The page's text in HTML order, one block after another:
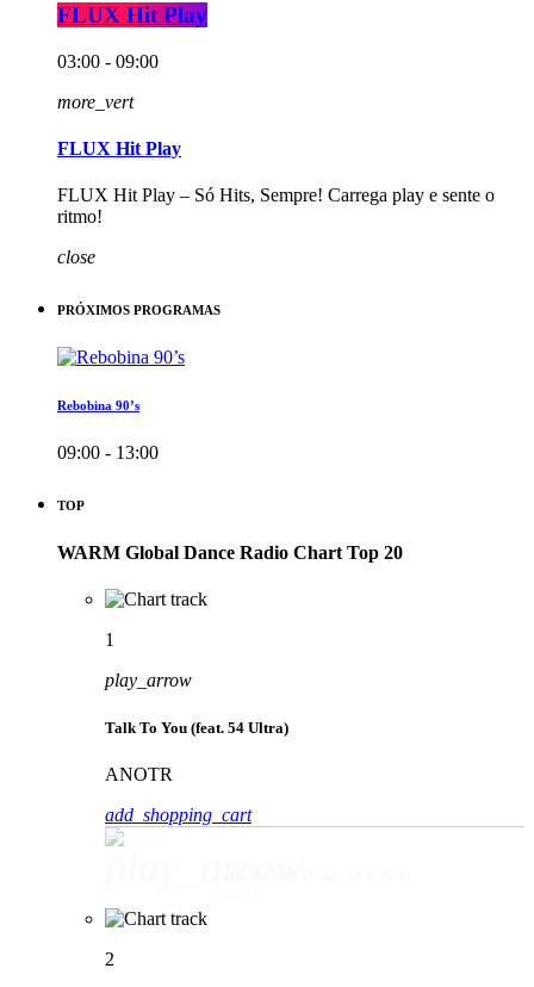
FLUX Hit Play
03:00 - 09:00
more_vert
FLUX Hit Play
FLUX Hit Play – Só Hits, Sempre! Carrega play e sente o
ritmo!
close
PRÓXIMOS PROGRAMAS
Rebobina 90’s
09:00 - 13:00
TOP
WARM Global Dance Radio Chart Top 20
1
play_arrow
Talk To You (feat. 54 Ultra)
ANOTR
add_shopping_cart
2